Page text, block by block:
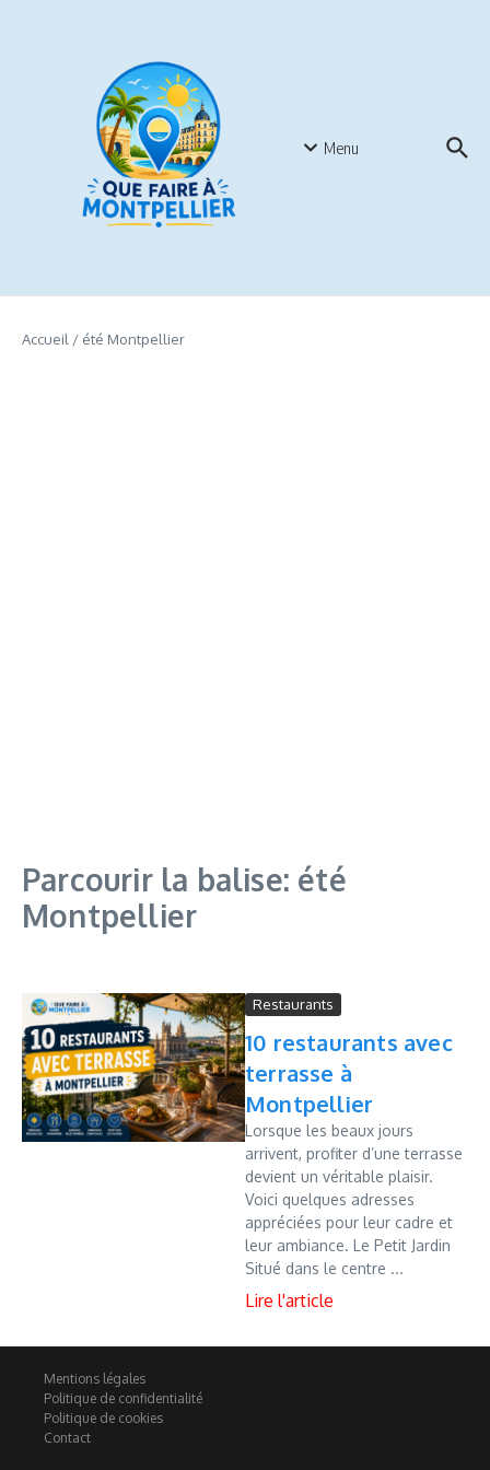
Menu
Accueil / été Montpellier
Parcourir la balise: été
Montpellier
Restaurants
10 restaurants avec
terrasse à
Montpellier
Lorsque les beaux jours
arrivent, profiter d’une terrasse
devient un véritable plaisir.
Voici quelques adresses
appréciées pour leur cadre et
leur ambiance. Le Petit Jardin
Situé dans le centre ...
Mentions légales
Politique de confidentialité
Politique de cookies
Contact